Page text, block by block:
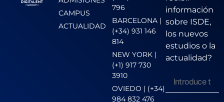
CAMPUS
ACTUALIDAD
796
BARCELONA |
(+34) 931 146
814
NEW YORK |
(+1) 917 730
3910
OVIEDO | (+34)
984 832 476
información
sobre ISDE,
los nuevos
estudios o la
actualidad?